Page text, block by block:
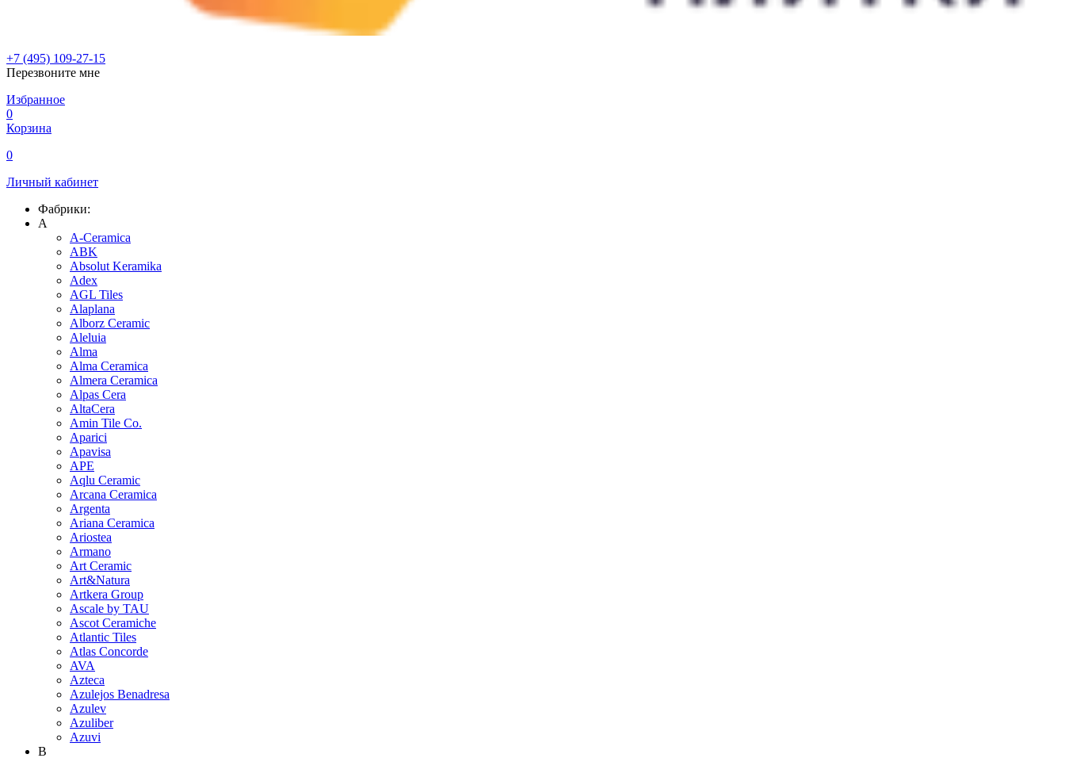
+7 (495) 109-27-15
Перезвоните мне
Избранное
0
Корзина
0
Личный кабинет
Фабрики:
A
A-Ceramica
ABK
Absolut Keramika
Adex
AGL Tiles
Alaplana
Alborz Ceramic
Aleluia
Alma
Alma Ceramica
Almera Ceramica
Alpas Cera
AltaCera
Amin Tile Co.
Aparici
Apavisa
APE
Aqlu Ceramic
Arcana Ceramica
Argenta
Ariana Ceramica
Ariostea
Armano
Art Ceramic
Art&Natura
Artkera Group
Ascale by TAU
Ascot Ceramiche
Atlantic Tiles
Atlas Concorde
AVA
Azteca
Azulejos Benadresa
Azulev
Azuliber
Azuvi
B